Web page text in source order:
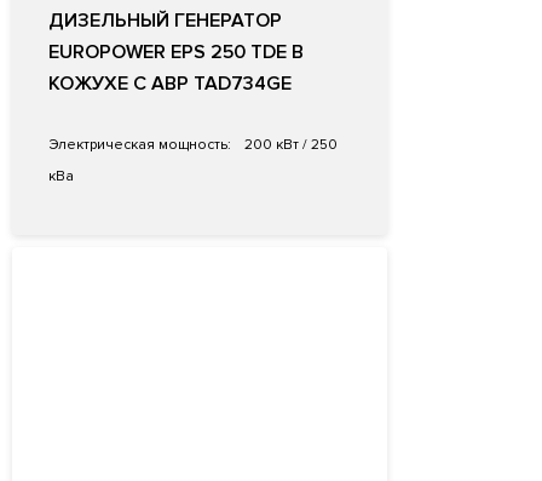
ДИЗЕЛЬНЫЙ ГЕНЕРАТОР
EUROPOWER EPS 250 TDE В
КОЖУХЕ С АВР TAD734GE
Электрическая мощность:
200 кВт / 250
кВа